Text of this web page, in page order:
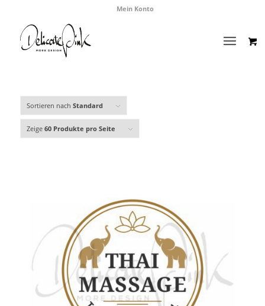
Mein Konto
Sortieren nach Standard
Zeige 60 Produkte pro Seite